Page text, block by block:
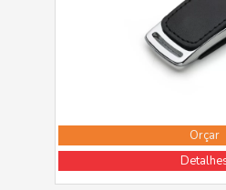
Orçar